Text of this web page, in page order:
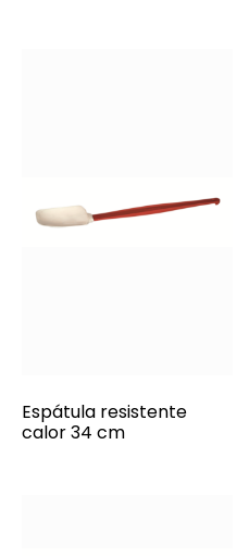
Espátula resistente
calor 34 cm